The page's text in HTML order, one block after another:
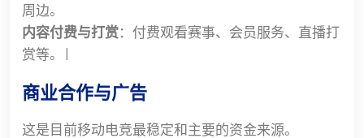
周边。
内容付费与打赏：付费观看赛事、会员服务、直播打
赏等。 |
商业合作与广告
这是目前移动电竞最稳定和主要的资金来源。